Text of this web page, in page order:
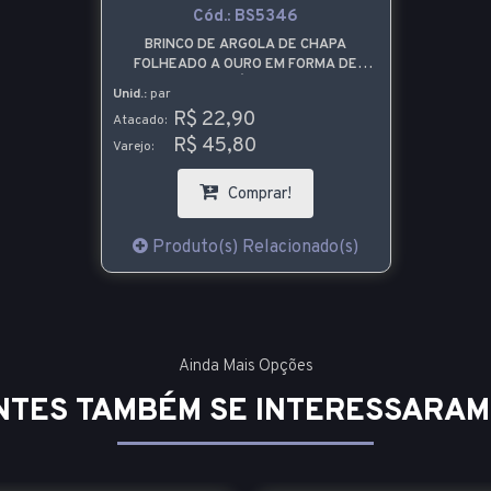
Cód.: BS5346
BRINCO DE ARGOLA DE CHAPA
FOLHEADO A OURO EM FORMA DE
Unid.:par
Atacado: R$ 22,90
Varejo: R$ 45,80
Comprar!
Produto(s) Relacionado(s)
Ainda Mais Opções
TAMBÉM SE